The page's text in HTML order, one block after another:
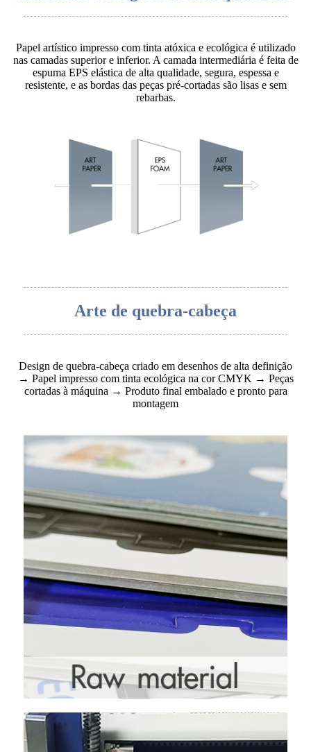
Papel artístico impresso com tinta atóxica e ecológica é utilizado
nas camadas superior e inferior. A camada intermediária é feita de
espuma EPS elástica de alta qualidade, segura, espessa e
resistente, e as bordas das peças pré-cortadas são lisas e sem
rebarbas.
Arte de quebra-cabeça
Design de quebra-cabeça criado em desenhos de alta definição
→ Papel impresso com tinta ecológica na cor CMYK → Peças
cortadas à máquina → Produto final embalado e pronto para
montagem